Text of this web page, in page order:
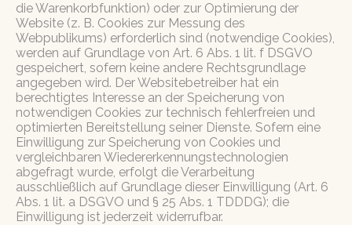
die Warenkorbfunktion) oder zur Optimierung der
Website (z. B. Cookies zur Messung des
Webpublikums) erforderlich sind (notwendige Cookies),
werden auf Grundlage von Art. 6 Abs. 1 lit. f DSGVO
gespeichert, sofern keine andere Rechtsgrundlage
angegeben wird. Der Websitebetreiber hat ein
berechtigtes Interesse an der Speicherung von
notwendigen Cookies zur technisch fehlerfreien und
optimierten Bereitstellung seiner Dienste. Sofern eine
Einwilligung zur Speicherung von Cookies und
vergleichbaren Wiedererkennungstechnologien
abgefragt wurde, erfolgt die Verarbeitung
ausschließlich auf Grundlage dieser Einwilligung (Art. 6
Abs. 1 lit. a DSGVO und § 25 Abs. 1 TDDDG); die
Einwilligung ist jederzeit widerrufbar.